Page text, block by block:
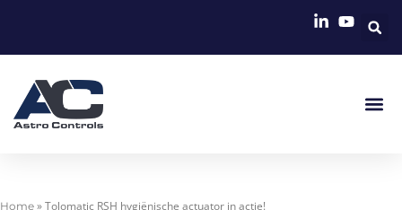
Home »Tolomatic RSH hygiënische actuator in actie!